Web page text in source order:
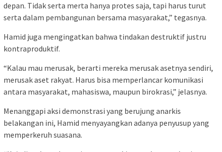
depan. Tidak serta merta hanya protes saja, tapi harus turut
serta dalam pembangunan bersama masyarakat,” tegasnya.
Hamid juga mengingatkan bahwa tindakan destruktif justru
kontraproduktif.
“Kalau mau merusak, berarti mereka merusak asetnya sendiri,
merusak aset rakyat. Harus bisa memperlancar komunikasi
antara masyarakat, mahasiswa, maupun birokrasi,” jelasnya.
Menanggapi aksi demonstrasi yang berujung anarkis
belakangan ini, Hamid menyayangkan adanya penyusup yang
memperkeruh suasana.